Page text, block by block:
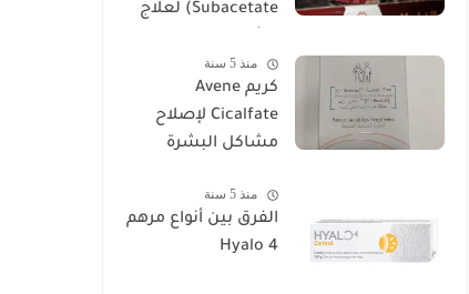
Subacetate) لعلاج
البواسير
منذ 5 سنة
كريم Avene
Cicalfate لإصلاح
مشاكل البشرة
منذ 5 سنة
الفرق بين أنواع مرهم
Hyalo 4